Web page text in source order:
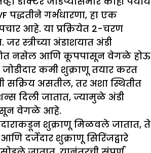
पद्धतीने गर्भधारणा, हा एक
आहे. या प्रक्रियेत 2-चरण
स्त्रीच्या अंडाशयात अंडी
होत नसेल आणि कूपपासून वेगळे होऊ
कमी शुक्राणू तयार करत
असतील, तर अशा स्थितीत
दिली जातात, ज्यामुळे अंडी
वेगळे आहे.
शुक्राणू मिळवले जातात, ते
दर्जेदार शुक्राणू सिरिंजद्वारे